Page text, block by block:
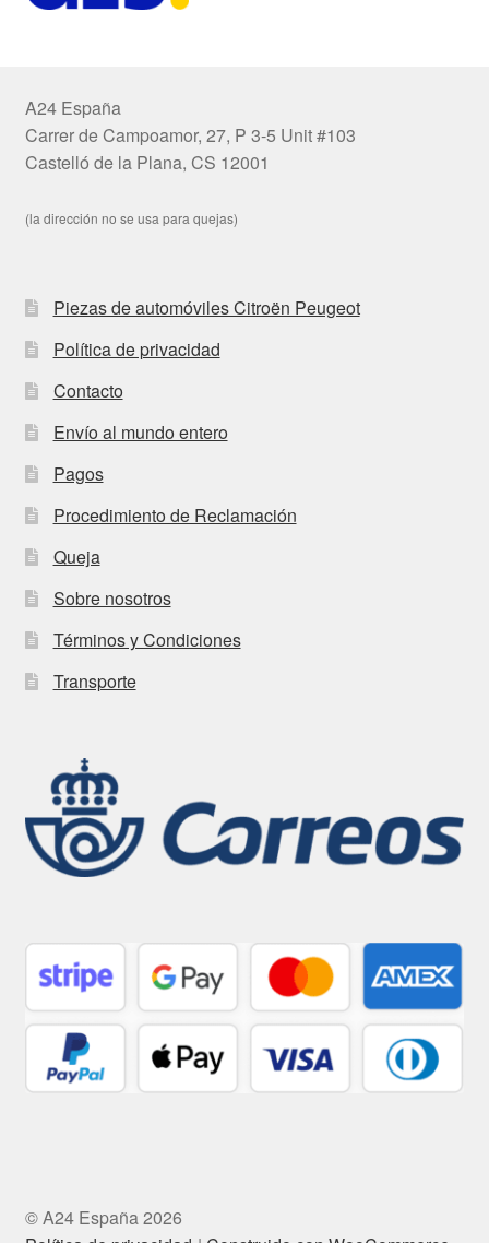
A24 España
Carrer de Campoamor, 27, P 3-5 Unit #103
Castelló de la Plana, CS 12001
(la dirección no se usa para quejas)
Piezas de automóviles Citroën Peugeot
Política de privacidad
Contacto
Envío al mundo entero
Pagos
Procedimiento de Reclamación
Queja
Sobre nosotros
Términos y Condiciones
Transporte
© A24 España 2026